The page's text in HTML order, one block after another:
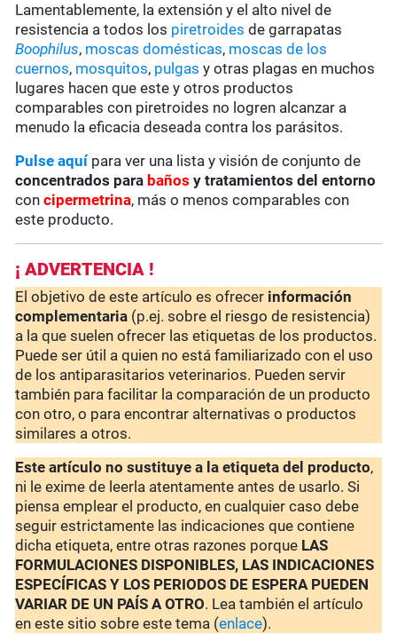
Lamentablemente, la extensión y el alto nivel de
resistencia a todos los piretroides de garrapatas
Boophilus, moscas domésticas, moscas de los
cuernos, mosquitos, pulgas y otras plagas en muchos
lugares hacen que este y otros productos
comparables con piretroides no logren alcanzar a
menudo la eficacia deseada contra los parásitos.
Pulse aquí para ver una lista y visión de conjunto de
concentrados para baños y tratamientos del entorno
concipermetrina, más o menos comparables con
este producto.
¡ ADVERTENCIA !
El objetivo de este artículo es ofrecer información
complementaria (p.ej. sobre el riesgo de resistencia)
a la que suelen ofrecer las etiquetas de los productos.
Puede ser útil a quien no está familiarizado con el uso
de los antiparasitarios veterinarios. Pueden servir
también para facilitar la comparación de un producto
con otro, o para encontrar alternativas o productos
similares a otros.
Este artículo no sustituye a la etiqueta del producto,
ni le exime de leerla atentamente antes de usarlo. Si
piensa emplear el producto, en cualquier caso debe
seguir estrictamente las indicaciones que contiene
dicha etiqueta, entre otras razones porque LAS
FORMULACIONES DISPONIBLES, LAS INDICACIONES
ESPECÍFICAS Y LOS PERIODOS DE ESPERA PUEDEN
VARIAR DE UN PAÍS A OTRO. Lea también el artículo
en este sitio sobre este tema (enlace).